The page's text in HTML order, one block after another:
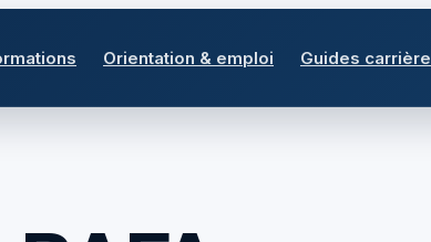
Orientation & emploi Guides carrière